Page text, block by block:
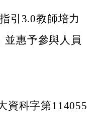
引3.0教師培力
惠予參與人員
資科字第114055